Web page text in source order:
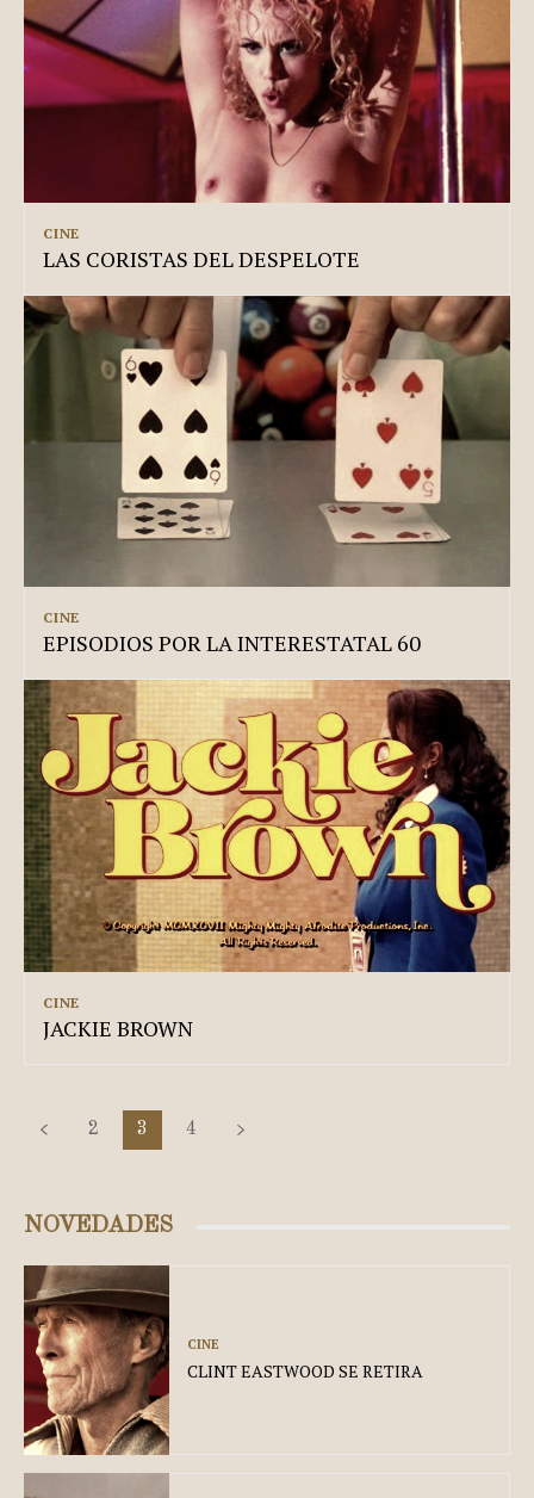
CINE
LAS CORISTAS DEL DESPELOTE
CINE
EPISODIOS POR LA INTERESTATAL 60
CINE
JACKIE BROWN
2 3 4
NOVEDADES
CINE
CLINT EASTWOOD SE RETIRA